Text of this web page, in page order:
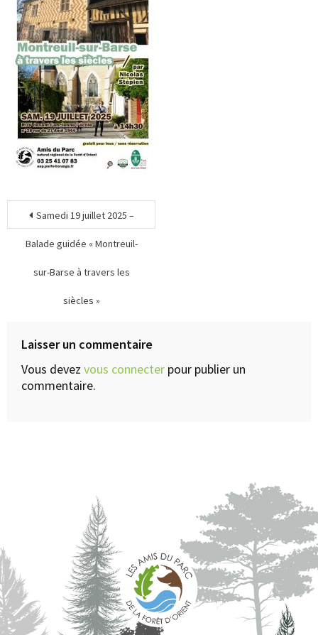
Samedi 19 juillet 2025 –
Balade guidée « Montreuil-
sur-Barse à travers les
siècles »
Laisser un commentaire
Vous devez vous connecter pour publier un
commentaire.